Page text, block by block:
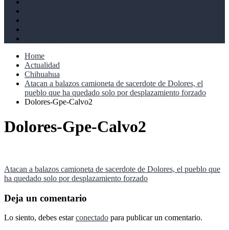
Home
Actualidad
Chihuahua
Atacan a balazos camioneta de sacerdote de Dolores, el
pueblo que ha quedado solo por desplazamiento forzado
Dolores-Gpe-Calvo2
Dolores-Gpe-Calvo2
Navegación
de
entradas
Atacan a balazos camioneta de sacerdote de Dolores, el pueblo que
ha quedado solo por desplazamiento forzado
Deja un comentario
Lo siento, debes estarconectado para publicar un comentario.